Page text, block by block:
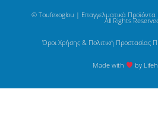
© Toufexoglou | Επαγγελματικά Προϊόντα
All Rights
Όροι Χρήσης & Πολιτική Προστασίας
Made with by